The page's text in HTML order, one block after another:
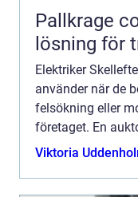
Pallkrage
lösning för
Elektriker
använder när de
felsökning eller
företaget. En
Viktoria